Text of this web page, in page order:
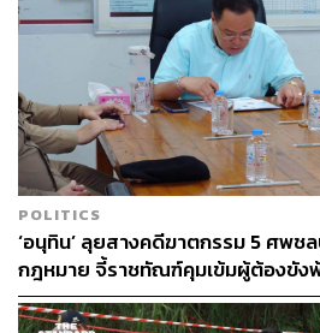
จอร์จ เลออน (Jorge Leon) จาก
หน้าที่ OPEC ให้ทัศนะว่ากลุ่ม
ในการทดสอบด่านแรก เนื่องจากสา
กำลังการผลิตครั้งใหญ่ที่สุดได้โดยไ
น้ำมันตกต่ำ
อย่างไรก็ตาม “โจทย์ต่อไปจะยากยิ่ง
จะปลดล็อกปริมาณอีก 1.66 ล้านบาร์
ความตึงเครียดทางภูมิรัฐศาสตร์และ
เอกภาพของกลุ่ม” จอร์จ กล่าวย้ำ
POLITICS
‘อนุทิน’ ลุยสางคดีฆาตกรรม 5 ศพช
กฎหมาย จี้ราชทัณฑ์คุมเข้มผู้ต้องขัง
รอย